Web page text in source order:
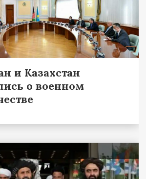
и Казахстан
о военном